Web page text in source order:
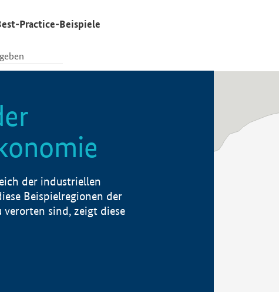
Practice-Beispiele
der industriellen
Beispielregionen der
sind, zeigt diese